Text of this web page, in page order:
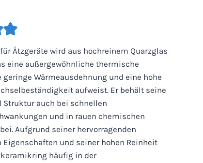
Ätzgeräte wird aus hochreinem Quarzglas
eine außergewöhnliche thermische
Wärmeausdehnung und eine hohe
aufweist. Er behält seine
Struktur auch bei schnellen
und in rauen chemischen
Aufgrund seiner hervorragenden
und seiner hohen Reinheit
häufig in der